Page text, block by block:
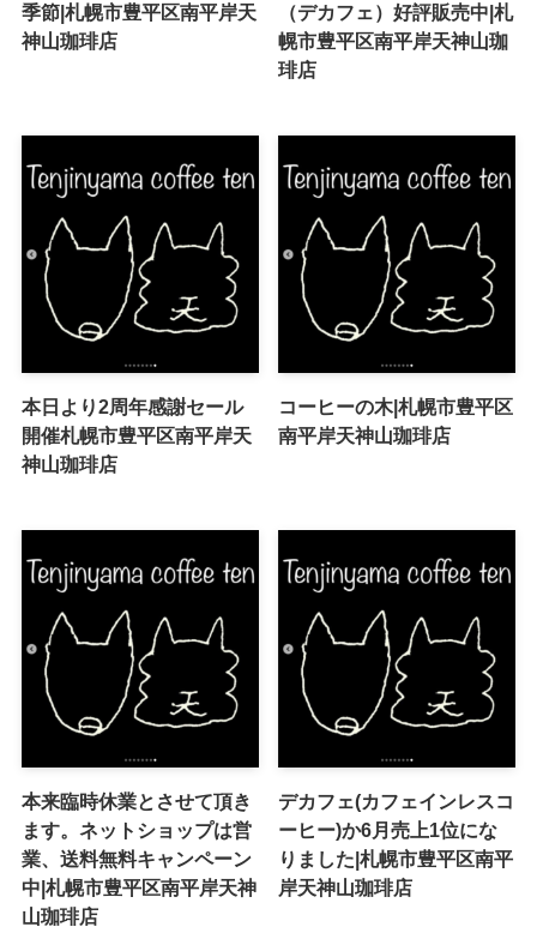
季節|札幌市豊平区南平岸天
神山珈琲店
（デカフェ）好評販売中|札
幌市豊平区南平岸天神山珈
琲店
本日より2周年感謝セール
開催札幌市豊平区南平岸天
神山珈琲店
コーヒーの木|札幌市豊平区
南平岸天神山珈琲店
本来臨時休業とさせて頂き
ます。ネットショップは営
業、送料無料キャンペーン
中|札幌市豊平区南平岸天神
山珈琲店
デカフェ(カフェインレスコ
ーヒー)か6月売上1位にな
りました|札幌市豊平区南平
岸天神山珈琲店